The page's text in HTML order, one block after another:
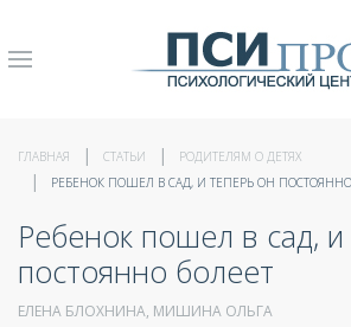
ГЛАВНАЯ СТАТЬИ
РОДИТЕЛЯМ О ДЕТЯХ
РЕБЕНОК ПОШЕЛ В САД, И ТЕПЕРЬ ОН
Ребенок пошел в сад,
постоянно болеет
ЕЛЕНА БЛОХНИНА, МИШИНА ОЛЬГА